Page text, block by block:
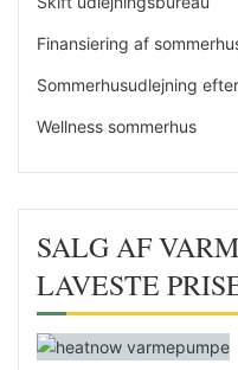
Finansiering af
Sommerhusudlejning
Wellness sommerhus
SALG AF
LAVESTE